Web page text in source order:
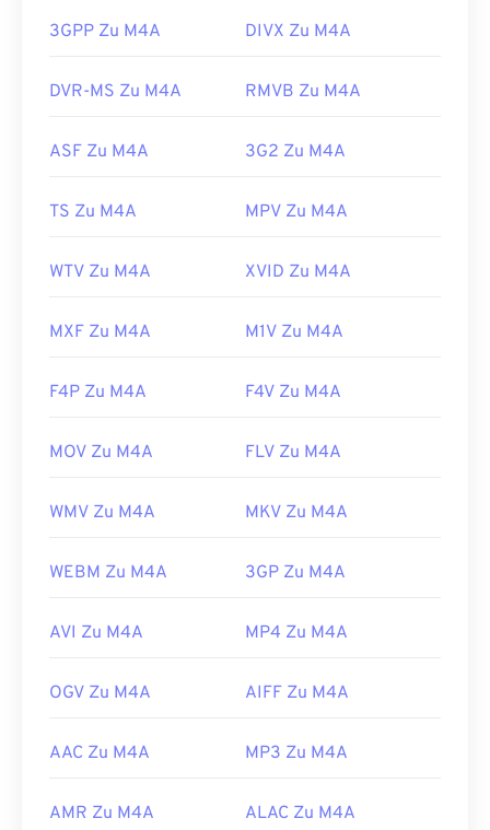
Nützliche Links:
https://www.videohelp.com/dvd#tech
Darüber hinaus lässt sich M4A im VLC Media
Winampund einer Vielzahl anderer Programme
Entwickelt von:
IEC,Moving Pictures
Erstveröffentlichung:
2001
https://www.loc.gov/preservation/digital/formats/fdd/
3GPP Zu M4A DIVX Zu M4A
DVR-MS Zu M4A RMVB Zu M4A
ASF Zu M4A 3G2 Zu M4A
TS Zu M4A MPV Zu M4A
WTV Zu M4A XVID Zu M4A
MXF Zu M4A M1V Zu M4A
F4P Zu M4A F4V Zu M4A
MOV Zu M4A FLV Zu M4A
WMV Zu M4A MKV Zu M4A
WEBM Zu M4A 3GP Zu M4A
AVI Zu M4A MP4 Zu M4A
OGV Zu M4A AIFF Zu M4A
AAC Zu M4A MP3 Zu M4A
AMR Zu M4A ALAC Zu M4A